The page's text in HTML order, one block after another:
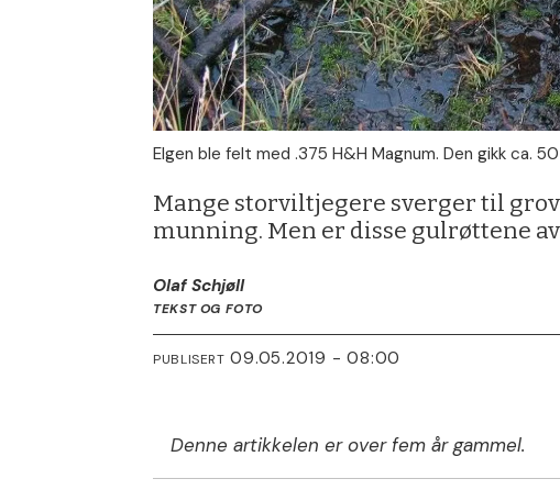
Elgen ble felt med .375 H&H Magnum. Den gikk ca.
Mange storviltjegere sverger til
munning. Men er disse gulrøttene
Olaf Schjøll
TEKST OG FOTO
PUBLISERT 09.05.2019 - 08:00
Denne artikkelen er over fem år gammel.